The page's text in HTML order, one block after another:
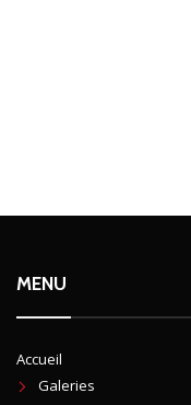
MENU
Accueil
Galeries